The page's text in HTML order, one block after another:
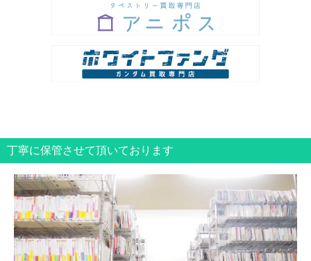
丁寧に保管させて頂いております